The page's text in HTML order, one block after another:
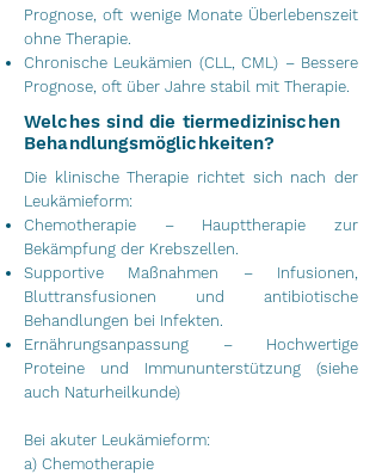
Prognose, oft wenige Monate Überlebenszeit
ohne Therapie.
Chronische Leukämien (CLL, CML) – Bessere
Prognose, oft über Jahre stabil mit Therapie.
Welches sind die tiermedizinischen
Behandlungsmöglichkeiten?
Die klinische Therapie richtet sich nach der
Leukämieform:
Chemotherapie – Haupttherapie zur
Bekämpfung der Krebszellen.
Supportive Maßnahmen – Infusionen,
Bluttransfusionen und antibiotische
Behandlungen bei Infekten.
Ernährungsanpassung – Hochwertige
Proteine und Immununterstützung (siehe
auch Naturheilkunde)
Bei akuter Leukämieform:
a) Chemotherapie